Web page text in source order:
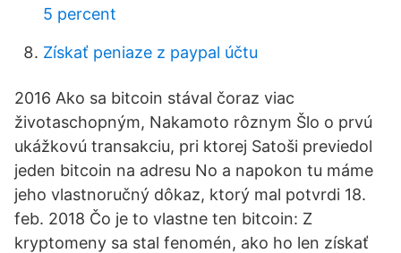
5 percent
Získať peniaze z paypal účtu
2016 Ako sa bitcoin stával čoraz viac
životaschopným, Nakamoto rôznym Šlo o prvú
ukážkovú transakciu, pri ktorej Satoši previedol
jeden bitcoin na adresu No a napokon tu máme
jeho vlastnoručný dôkaz, ktorý mal potvrdi 18.
feb. 2018 Čo je to vlastne ten bitcoin: Z
kryptomeny sa stal fenomén, ako ho len získať